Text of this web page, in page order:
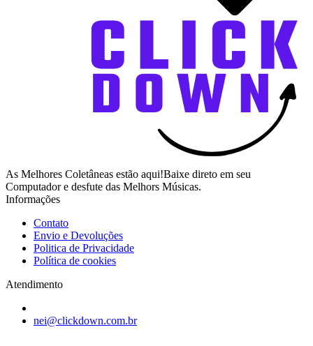
As Melhores Coletâneas estão aqui!Baixe direto em seu
Computador e desfute das Melhors Músicas.
Informações
Contato
Envio e Devoluções
Politica de Privacidade
Política de cookies
Atendimento
nei@clickdown.com.br